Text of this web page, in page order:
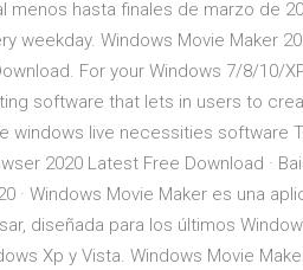
menos hasta finales de marzo de
weekday. Windows Movie Maker
For your Windows 7/8/10/
software that lets in users to
windows live necessities software
2020 Latest Free Download ·
· Windows Movie Maker es una
diseñada para los últimos
Xp y Vista. Windows Movie